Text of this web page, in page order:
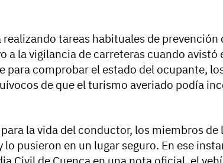
tareas habituales de prevención
a la vigilancia de carreteras cuando
para comprobar el estado del ocupante,
de que el turismo averiado podía
para la vida del conductor, los miembros
lo pusieron en un lugar seguro. En ese